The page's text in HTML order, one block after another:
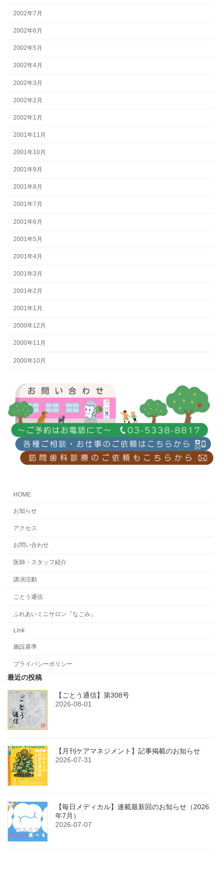
2002年7月
2002年6月
2002年5月
2002年4月
2002年3月
2002年2月
2002年1月
2001年11月
2001年10月
2001年9月
2001年8月
2001年7月
2001年6月
2001年5月
2001年4月
2001年3月
2001年2月
2001年1月
2000年12月
2000年11月
2000年10月
HOME
お知らせ
アクセス
お問い合わせ
医師・スタッフ紹介
講演活動
ごとう通信
ふれあいミニサロン『なごみ』
Link
施設基準
プライバシーポリシー
最近の投稿
【ごとう通信】第308号
2026-08-01
【月刊ケアマネジメント】記事掲載のお知らせ
2026-07-31
【毎日メディカル】連載最新回のお知らせ（2026
年7月）
2026-07-07